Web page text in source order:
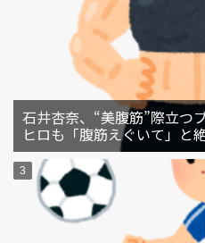
石井杏奈、“美腹筋”際立つ
ヒロも「腹筋えぐいて」と